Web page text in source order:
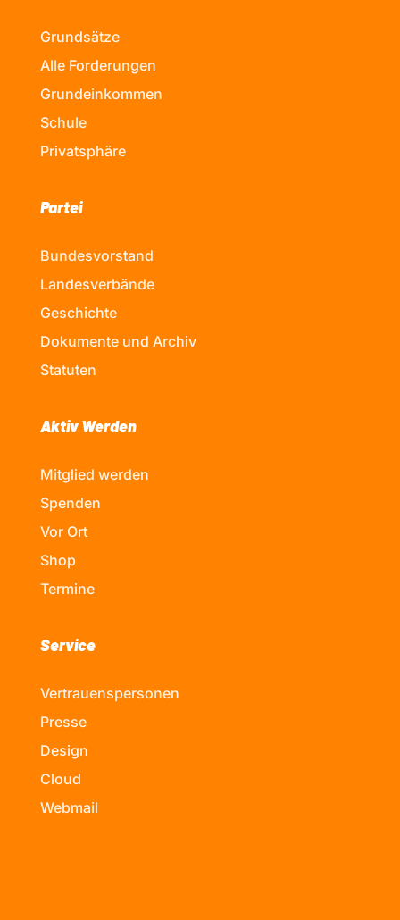
Grundsätze
Alle Forderungen
Grundeinkommen
Schule
Privatsphäre
Partei
Bundesvorstand
Landesverbände
Geschichte
Dokumente und Archiv
Statuten
Aktiv Werden
Mitglied werden
Spenden
Vor Ort
Shop
Termine
Service
Vertrauenspersonen
Presse
Design
Cloud
Webmail